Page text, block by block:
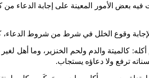
بعض الأمور المعينة على إجابة الدعاء
وقوع الخلل في شرط من شروط الدعاء،
والدم ولحم الخنزير، وما أهل لغير
ترفع ولا دعاؤه يستجاب.